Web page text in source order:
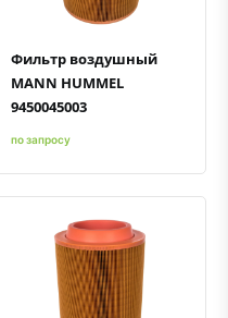
Фильтр воздушный
MANN HUMMEL
9450045003
по запросу